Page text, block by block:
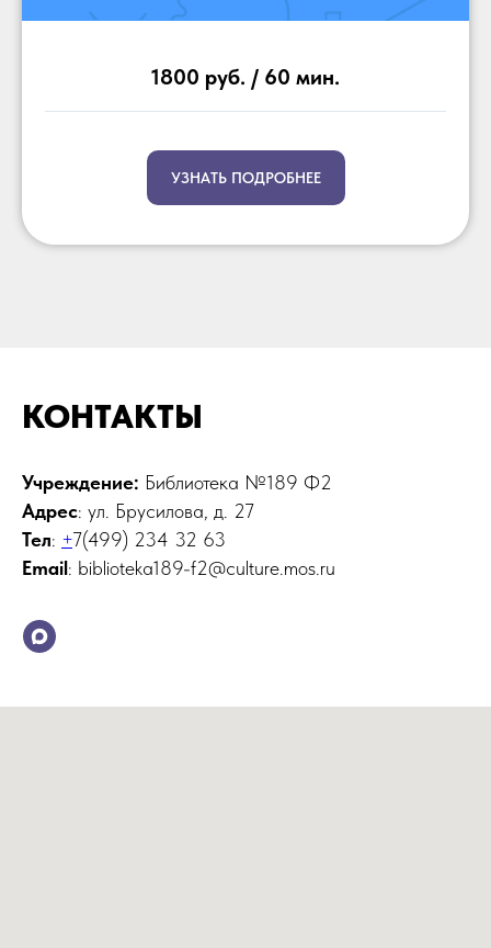
1800 руб. / 60 мин.
УЗНАТЬ ПОДРОБНЕЕ
КОНТАКТЫ
Учреждение: Библиотека №189 Ф2
Адрес: ул. Брусилова, д. 27
Тел: +7(499) 234 32 63
Email: biblioteka189-f2@culture.mos.ru